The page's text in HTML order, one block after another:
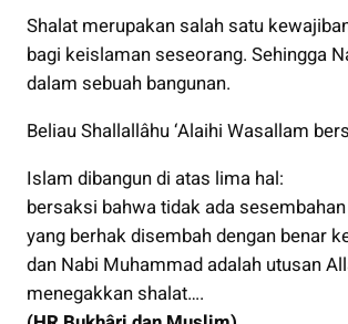
Shalat merupakan salah satu
bagi keislaman seseorang. Sehingga
dalam sebuah bangunan.
Beliau Shallallâhu ‘Alaihi Wasallam
Islam dibangun di atas lima hal:
bersaksi bahwa tidak ada sesembahan
yang berhak disembah dengan benar
dan Nabi Muhammad adalah utusan
menegakkan shalat….